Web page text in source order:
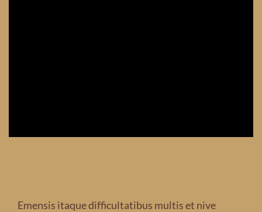
Emensis itaque difficultatibus multis et nive